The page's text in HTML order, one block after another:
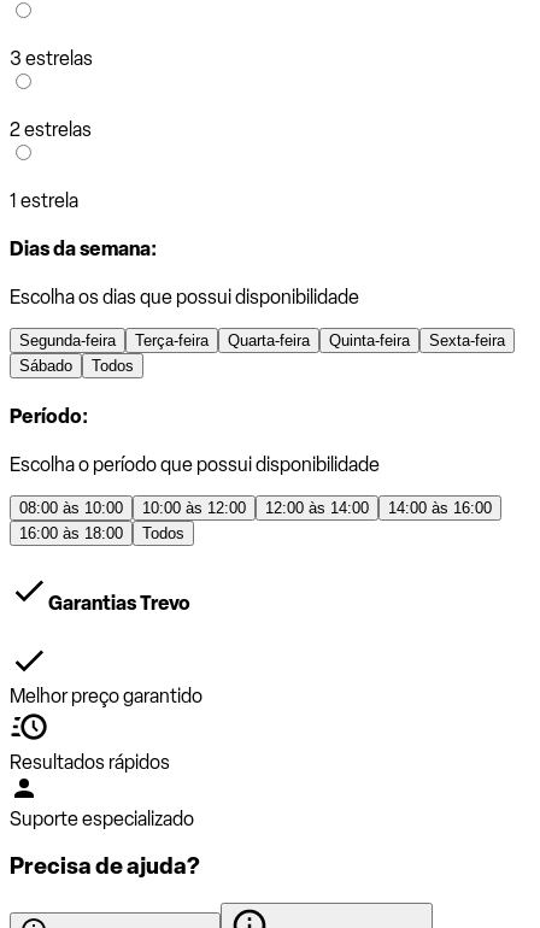
3 estrelas
2 estrelas
1 estrela
Dias da semana:
Escolha os dias que possui disponibilidade
Segunda-feira Terça-feira Quarta-feira Quinta-feira
Sexta-feira
Sábado
Todos
Período:
Escolha o período que possui disponibilidade
08:00 às 10:00 10:00 às 12:00 12:00 às 14:00
14:00 às 16:00
16:00 às 18:00
Todos
Garantias Trevo
Melhor preço garantido
Resultados rápidos
Suporte especializado
Precisa de ajuda?